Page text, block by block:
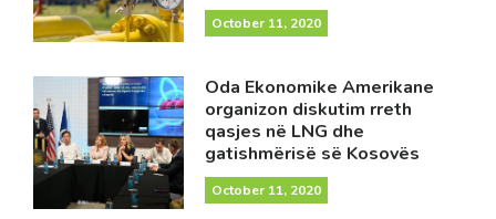
October 11, 2020
Oda Ekonomike Amerikane
organizon diskutim rreth
qasjes në LNG dhe
gatishmërisë së Kosovës
October 11, 2020